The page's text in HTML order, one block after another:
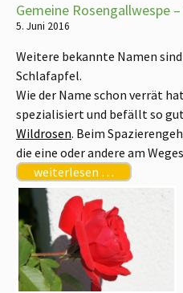
Gemeine Rosengallwespe
5. Juni 2016
Weitere bekannte Namen
Schlafapfel.
Wie der Name schon verrät
spezialisiert und befällt so
Wildrosen. Beim
die eine oder andere am
weiterlesen …